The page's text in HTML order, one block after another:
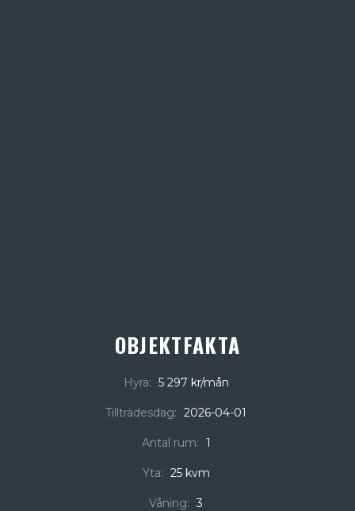
OBJEKTFAKTA
Hyra: 5 297 kr/mån
Tillträdesdag: 2026-04-01
Antal rum: 1
Yta: 25 kvm
Våning: 3